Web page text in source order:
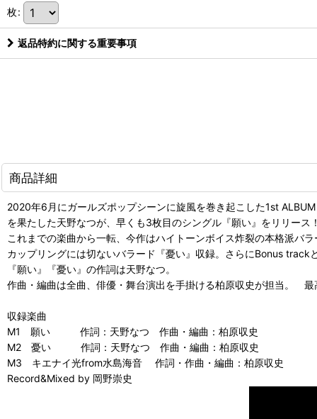
枚:
返品特約に関する重要事項
商品詳細
2020年6月にガールズポップシーンに旋風を巻き起こした1st
を果たした天野なつが、早くも3枚目のシングル『願い』をリリース
これまでの楽曲から一転、今作はハイトーンボイス炸裂の本格派バ
カップリングには切ないバラード『憂い』収録。さらにBonus track
『願い』『憂い』の作詞は天野なつ。
作曲・編曲は全曲、俳優・舞台演出を手掛ける柏原収史が担当。 最
収録楽曲
M1 願い 作詞：天野なつ 作曲・編曲：柏原収史
M2 憂い 作詞：天野なつ 作曲・編曲：柏原収史
M3 キエナイ光from水島海音 作詞・作曲・編曲：柏原収史
Record&Mixed by 岡野崇史